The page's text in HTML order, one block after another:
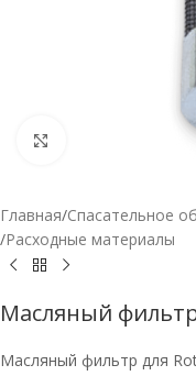
Нажмите, чтобы
Главная/Спасательное
/Расходные материалы
Масляный
Масляный фильтр для